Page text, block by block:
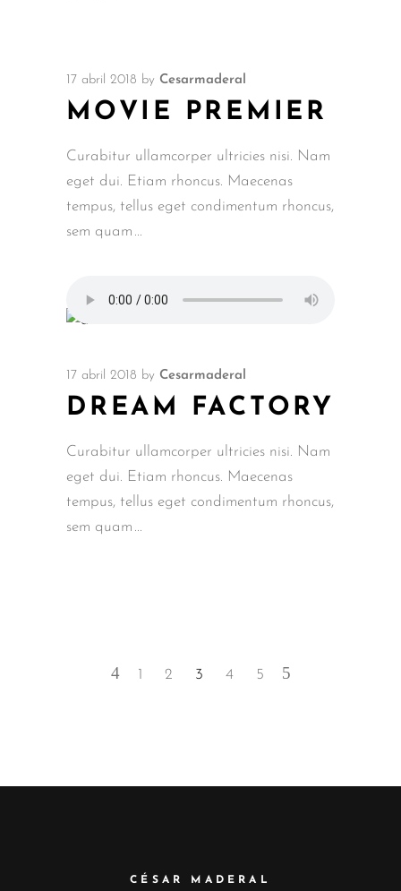
17 abril 2018 by Cesarmaderal
MOVIE PREMIER
Curabitur ullamcorper ultricies nisi. Nam
eget dui. Etiam rhoncus. Maecenas
tempus, tellus eget condimentum rhoncus,
sem quam
17 abril 2018 by Cesarmaderal
DREAM FACTORY
Curabitur ullamcorper ultricies nisi. Nam
eget dui. Etiam rhoncus. Maecenas
tempus, tellus eget condimentum rhoncus,
sem quam
1 2 3 4 5
CÉSAR MADERAL